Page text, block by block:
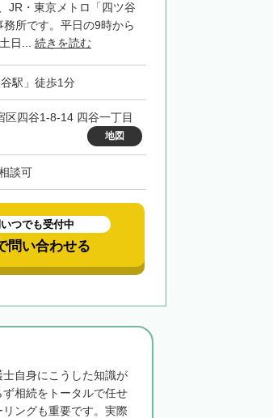
JR・東京メトロ「四ツ谷
所です。平日の9時から
日... 続きを読む
駅」徒歩1分
四谷1-8-14 四谷一丁目
地図
談可
つでも受付中
問い合わせる
自身にこうした知識が
相続をトータルで任せ
ングも重要です。実際